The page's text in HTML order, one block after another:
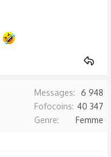
Messages
6 948
Fofocoins 40 347
Genre
Femme